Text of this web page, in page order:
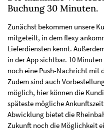
Buchung 30 Minuten.
Zunächst bekommen unsere
mitgeteilt, in dem flexy
Lieferdiensten kennt.
in der App sichtbar. 10
noch eine Push-Nachricht mit
Zudem sind auch
möglich, hier können die
späteste mögliche
Abwicklung bietet die
Zukunft noch die Möglichkeit